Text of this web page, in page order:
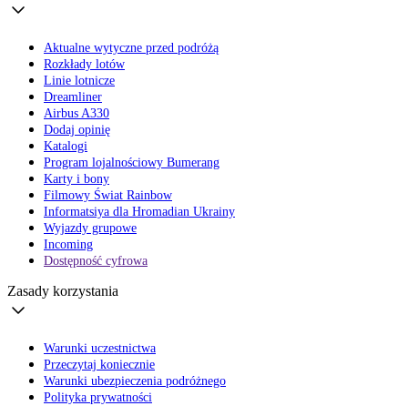
Aktualne wytyczne przed podróżą
Rozkłady lotów
Linie lotnicze
Dreamliner
Airbus A330
Dodaj opinię
Katalogi
Program lojalnościowy Bumerang
Karty i bony
Filmowy Świat Rainbow
Informatsiya dla Hromadian Ukrainy
Wyjazdy grupowe
Incoming
Dostępność cyfrowa
Zasady korzystania
Warunki uczestnictwa
Przeczytaj koniecznie
Warunki ubezpieczenia podróżnego
Polityka prywatności